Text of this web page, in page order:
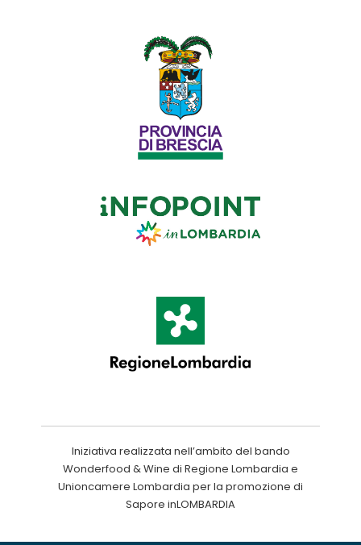
Iniziativa realizzata nell’ambito del bando
Wonderfood & Wine di Regione Lombardia e
Unioncamere Lombardia per la promozione di
Sapore inLOMBARDIA